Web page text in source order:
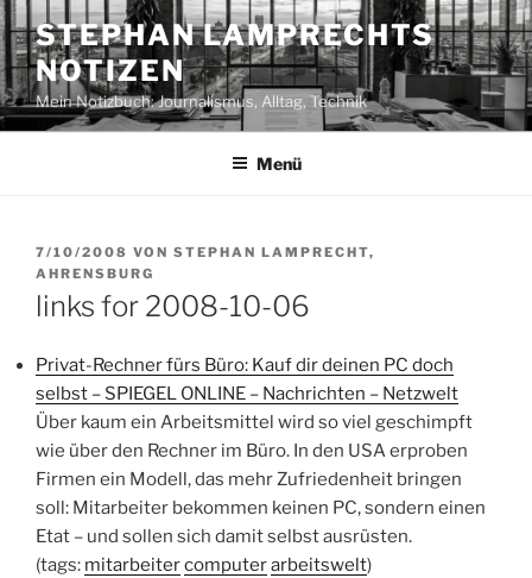
Zum
Inhalt
springen
STEPHAN LAMPRECHTS
NOTIZEN
Mein Notizbuch: Journalismus, Alltag, Technik
Menü
VERÖFFENTLICHT
AM
7/10/2008 VON STEPHAN LAMPRECHT,
AHRENSBURG
links for 2008-10-06
Privat-Rechner fürs Büro: Kauf dir deinen PC doch
selbst – SPIEGEL ONLINE – Nachrichten – Netzwelt
Über kaum ein Arbeitsmittel wird so viel geschimpft
wie über den Rechner im Büro. In den USA erproben
Firmen ein Modell, das mehr Zufriedenheit bringen
soll: Mitarbeiter bekommen keinen PC, sondern einen
Etat – und sollen sich damit selbst ausrüsten.
(tags: mitarbeitercomputerarbeitswelt)